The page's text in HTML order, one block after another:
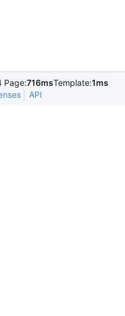
Page:716msTemplate:1ms
API